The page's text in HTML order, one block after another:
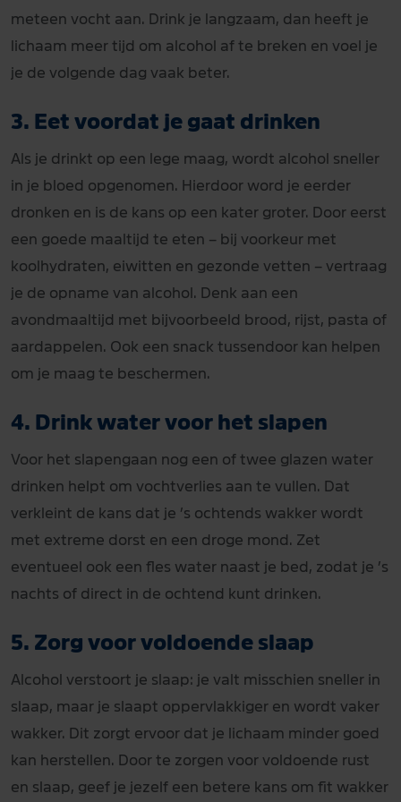
meteen vocht aan. Drink je langzaam, dan heeft je
lichaam meer tijd om alcohol af te breken en voel je
je de volgende dag vaak beter.
3. Eet voordat je gaat drinken
Als je drinkt op een lege maag, wordt alcohol sneller
in je bloed opgenomen. Hierdoor word je eerder
dronken en is de kans op een kater groter. Door eerst
een goede maaltijd te eten – bij voorkeur met
koolhydraten, eiwitten en gezonde vetten – vertraag
je de opname van alcohol. Denk aan een
avondmaaltijd met bijvoorbeeld brood, rijst, pasta of
aardappelen. Ook een snack tussendoor kan helpen
om je maag te beschermen.
4. Drink water voor het slapen
Voor het slapengaan nog een of twee glazen water
drinken helpt om vochtverlies aan te vullen. Dat
verkleint de kans dat je ’s ochtends wakker wordt
met extreme dorst en een droge mond. Zet
eventueel ook een fles water naast je bed, zodat je ’s
nachts of direct in de ochtend kunt drinken.
5. Zorg voor voldoende slaap
Alcohol verstoort je slaap: je valt misschien sneller in
slaap, maar je slaapt oppervlakkiger en wordt vaker
wakker. Dit zorgt ervoor dat je lichaam minder goed
kan herstellen. Door te zorgen voor voldoende rust
en slaap, geef je jezelf een betere kans om fit wakker